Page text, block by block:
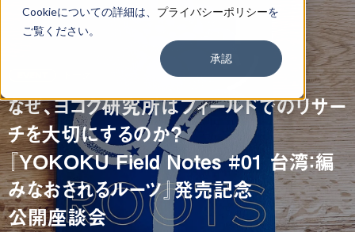
Cookieについての詳細は、 プライバシーポリシーを
ご覧ください。
承認
なぜ、ヨコク研究所はフィールドでのリサー
チを大切にするのか？
『YOKOKU Field Notes #01 台湾：編
みなおされるルーツ』発売記念
公開座談会